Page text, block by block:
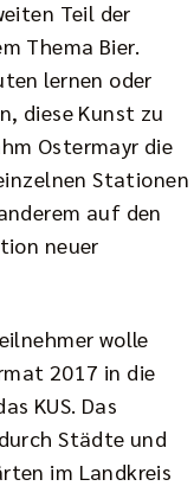
Teil der
Thema Bier.
lernen oder
diese Kunst zu
Ostermayr die
Stationen
auf den
neuer
wolle
2017 in die
KUS. Das
Städte und
im Landkreis